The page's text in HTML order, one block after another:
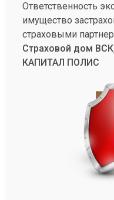
Ответственность
имущество
страховыми
Страховой дом
КАПИТАЛ ПОЛИС